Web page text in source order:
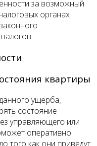
за возможный
органах
квартиры
ущерба,
состояние
управляющего или
оперативно
того как они приведут